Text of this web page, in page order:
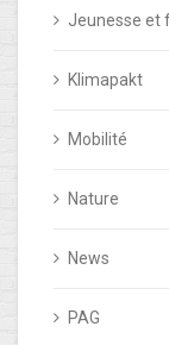
Jeunesse et
Klimapakt
Mobilité
Nature
News
PAG